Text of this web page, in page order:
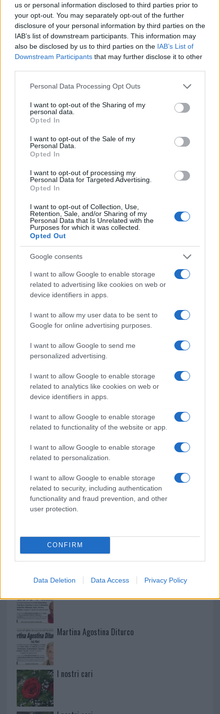
us or personal information disclosed to third parties prior to
your opt-out. You may separately opt-out of the further
disclosure of your personal information by third parties on the
IAB’s list of downstream participants. This information may
also be disclosed by us to third parties on the IAB’s List of
Downstream Participants that may further disclose it to other
Please note that this website/app uses one or more Google
not limited to your visit or usage behaviour. You may click to
grant or deny consent to Google and its third-party tags to
use your data for below specified purposes in below Google
consent section.
Personal Data Processing Opt Outs
I want to opt-out of the Sharing of my
personal data.
Opted In
I want to opt-out of the Sale of my
Personal Data.
Opted In
I want to opt-out of processing my
Personal Data for Targeted Advertising.
Opted In
I want to opt-out of Collection, Use,
Retention, Sale, and/or Sharing of my
Personal Data that Is Unrelated with the
Purposes for which it was collected.
Opted Out
Google consents
I want to allow Google to enable storage
related to advertising like cookies on web or
device identifiers in apps.
I want to allow my user data to be sent to
Google for online advertising purposes.
I want to allow Google to send me
personalized advertising.
I want to allow Google to enable storage
related to analytics like cookies on web or
device identifiers in apps.
I want to allow Google to enable storage
related to functionality of the website or app.
I want to allow Google to enable storage
related to personalization.
I want to allow Google to enable storage
related to security, including authentication
functionality and fraud prevention, and other
user protection.
CONFIRM
Data Deletion Data Access Privacy Policy
F
a
ce
b
o
o
k
T
w
it
te
r
Pi
n
te
re
st
W
h
at
s
A
p
p
S
h
a
re
Articolo precedente
Prossimo articolo
la rete elettrica
Monte Pino, via i cancelli del cantiere: la Gallura
ritrova la strada
Nuovi stalli residenti a Palau, il Comune
completa l’iter
Film internazionale, casting per comparse in
Porto Rotondo ospita la grande sfida della vela
Controlli all’aeroporto di Olbia, sequestrati
caviale e sabbia rubata
Migliori cliniche di estetica medicale avanzata
in Europa: classifica dei 5 centri di riferimento
Mario Malu
Martina Agostina Diturco
I nostri cari